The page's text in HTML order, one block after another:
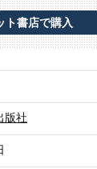
ト書店で購入
版社